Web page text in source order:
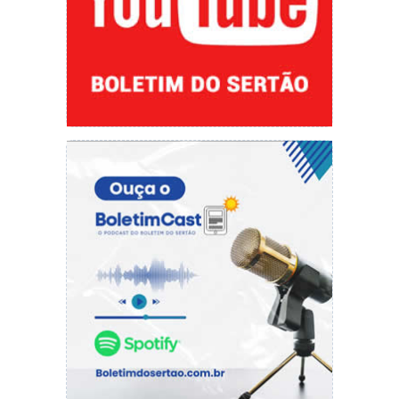
organizações civis e sociais, municípios, outras
entidades e trabalhará com sistema de
monitoramento e gestão. Assim, o governador
assinou a autorização para a publicação do
edital de credenciamento de entidades privadas
para prestação de serviços educacionais.
“O PROAJA é um programa inovador, que
busca fazer uma parceria ampla, tanto no setor
público quanto com o setor privado, para que
possamos levar alfabetização a essa população
piauiense que ainda não foi alfabetizada. Esse
programa vai percorrer todos os municípios,
tanto na zona urbana quanto da zona rural,
inclusive é importante que se diga que mais da
metade dessa população que ainda é